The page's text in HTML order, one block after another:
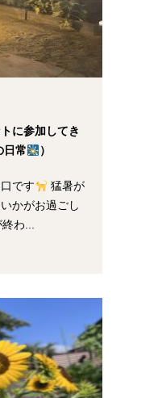
に参加してき
日常 ）
です
猛暑が
かがお過ごし
わ...